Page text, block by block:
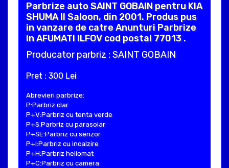
Parbrize auto SAINT GOBAIN pentru KIA
SHUMA II Saloon, din 2001. Produs pus
in vanzare de catre Anunturi Parbrize
in AFUMATI ILFOV cod postal 77013 .
Producator parbriz : SAINT GOBAIN
Pret : 300 Lei
Abrevieri parbrize:
P:Parbriz clar
P+V:Parbriz cu tenta verde
P+S:Parbriz cu parasolar
P+SE:Parbriz cu senzor
P+I:Parbriz cu incalzire
P+H:Parbriz heliomat
P+C:Parbriz cu camera